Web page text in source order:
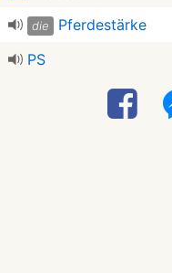
die Pferdestärke
PS